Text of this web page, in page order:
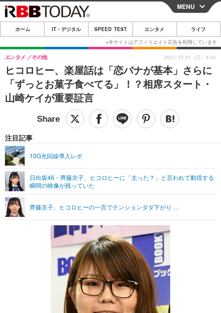
CLOSE
ホーム
IT・デジタル
IT・デジタルTOP スマートフォン
ネタ
ショッピング その他
SPEED TEST
エンタメ
エンタメTOP 映画・ドラマ
音楽
グラビア ブログ
ペット
その他
リリース一覧
プッシュ通知の停止方法
MENU
ホーム IT・デジタル SPEED TEST エンタメ ライフ
ヒコロヒー、楽屋話は「恋バナが基本」さらに
「ずっとお菓子食べてる」！？相席スタート・
山崎ケイが重要証言
エンタメ その他
注目記事
10G光回線導入レポ
日向坂46・齊藤京子、ヒコロヒーに「太った？」と言われて動揺する
瞬間の映像が残っていた
齊藤京子、ヒコロヒーの一言でテンションダダ下がり …
2021.10.31（日）6:00